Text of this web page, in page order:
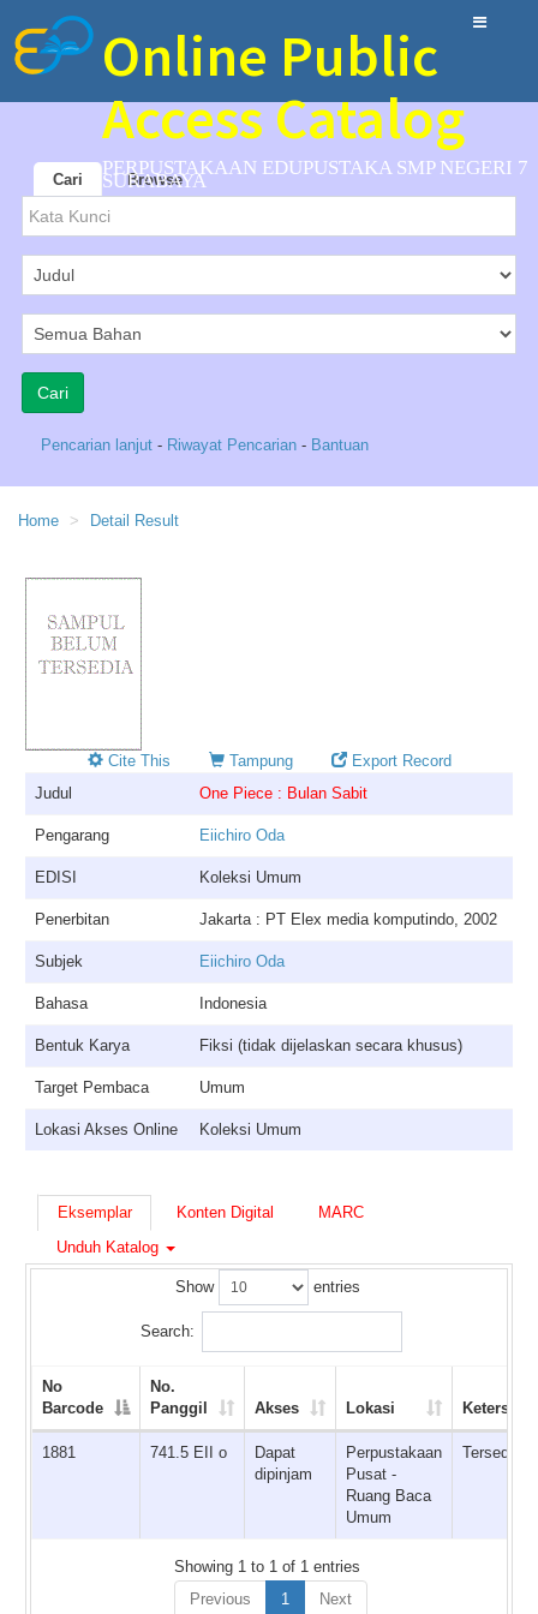
Online Public
Access Catalog
PERPUSTAKAAN EDUPUSTAKA SMP NEGERI 7
SURABAYA
Cari Browse
Pencarian lanjut - Riwayat Pencarian - Bantuan
Home Detail Result
Cite This Tampung
Export Record
Judul
One Piece : Bulan Sabit
Pengarang Eiichiro Oda
EDISI Koleksi Umum
Penerbitan Jakarta : PT Elex media komputindo, 2002
Subjek Eiichiro Oda
Bahasa Indonesia
Bentuk Karya Fiksi (tidak dijelaskan secara khusus)
Target Pembaca Umum
Lokasi Akses Online Koleksi Umum
Eksemplar Konten Digital
MARC
Unduh Katalog
Show entries
Search:
No
Barcode
No.
Panggil
Akses Lokasi
1881 741.5 EII o
Dapat
dipinjam
Perpustakaan
Pusat -
Ruang Baca
Umum
Tersedia
Showing 1 to 1 of 1 entries
Previous
1 Next